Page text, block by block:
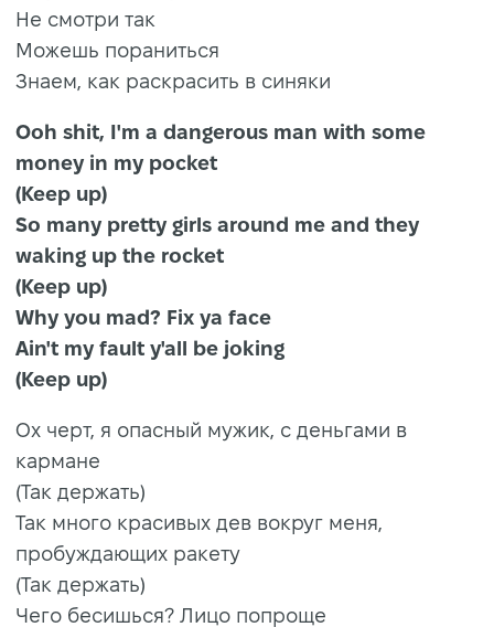
Не смотри так
Можешь пораниться
Знаем, как раскрасить в синяки
Ooh shit, I'm a dangerous man with some
money in my pocket
(Keep up)
So many pretty girls around me and they
waking up the rocket
(Keep up)
Why you mad? Fix ya face
Ain't my fault y'all be joking
(Keep up)
Ох черт, я опасный мужик, с деньгами в
кармане
(Так держать)
Так много красивых дев вокруг меня,
пробуждающих ракету
(Так держать)
Чего бесишься? Лицо попроще